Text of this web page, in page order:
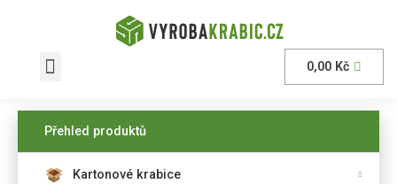
0,00 Kč
Přehled produktů
Kartonové krabice